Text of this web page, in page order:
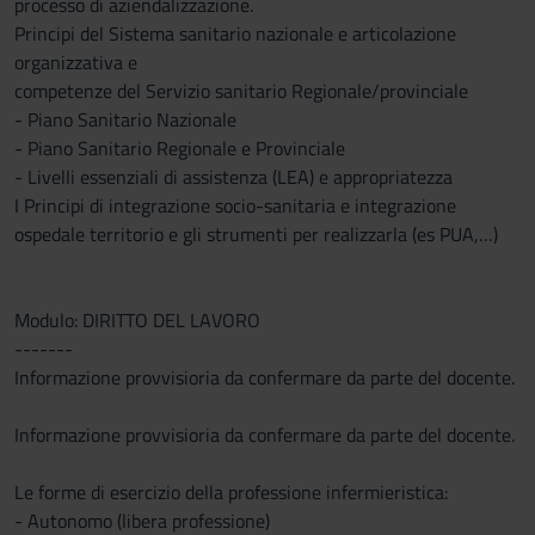
Principi del Sistema sanitario nazionale e articolazione
organizzativa e
competenze del Servizio sanitario Regionale/provinciale
- Piano Sanitario Nazionale
- Piano Sanitario Regionale e Provinciale
- Livelli essenziali di assistenza (LEA) e appropriatezza
I Principi di integrazione socio-sanitaria e integrazione
ospedale territorio e gli strumenti per realizzarla (es PUA,…)
Modulo: DIRITTO DEL LAVORO
-------
Informazione provvisioria da confermare da parte del docente.
Informazione provvisioria da confermare da parte del docente.
Le forme di esercizio della professione infermieristica:
- Autonomo (libera professione)